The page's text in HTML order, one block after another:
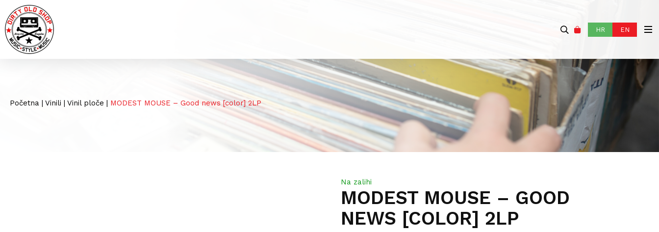
HR EN
Početna | Vinili | Vinil ploče | MODEST MOUSE – Good news [color] 2LP
MODEST MOUSE – GOOD
NEWS [COLOR] 2LP
Na zalihi